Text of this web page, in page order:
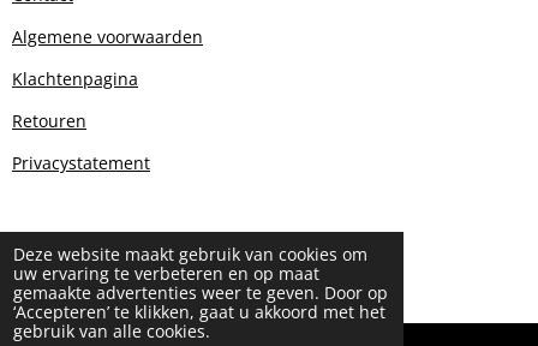
Deze website maakt gebruik van cookies om
uw ervaring te verbeteren en op maat
gemaakte advertenties weer te geven. Door op
‘Accepteren’ te klikken, gaat u akkoord met het
gebruik van alle cookies.
Algemene voorwaarden
Klachtenpagina
Retouren
Privacystatement
© 2024 - 2026 Beauty & More by Robyn